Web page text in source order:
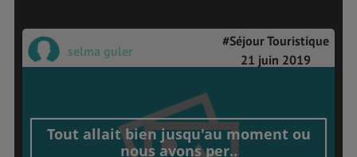
selma guler
#Séjour Touristique
21 juin 2019
Tout allait bien jusqu'au moment ou
nous avons per..